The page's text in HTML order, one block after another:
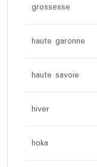
grossesse
haute garonne
haute savoie
hiver
hoka